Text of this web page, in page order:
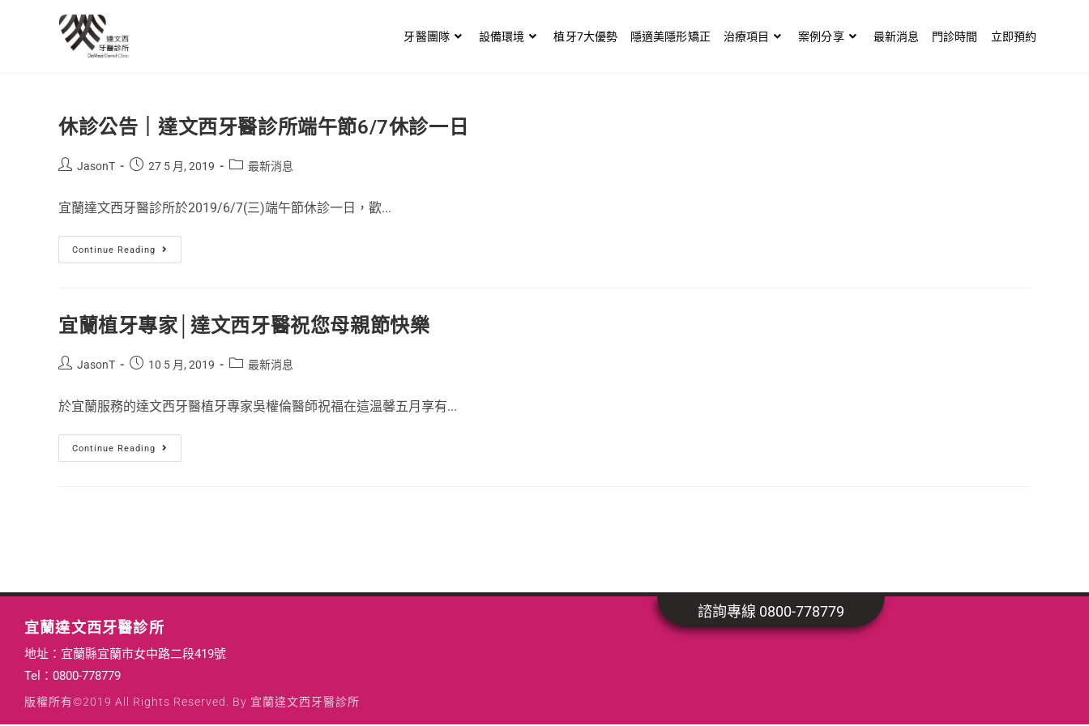
牙醫團隊 設備環境 植牙7大優勢 隱適美隱形矯正 治療項目 案例分享 最新消息 門診時間 立即預約
休診公告｜達文西牙醫診所端午節6/7休診一日
JasonT 27 5 月, 2019 最新消息
宜蘭達文西牙醫診所於2019/6/7(三)端午節休診一日，歡...
Continue Reading
宜蘭植牙專家│達文西牙醫祝您母親節快樂
JasonT 10 5 月, 2019 最新消息
於宜蘭服務的達文西牙醫植牙專家吳權倫醫師祝福在這溫馨五月享有...
Continue Reading
宜蘭達文西牙醫診所
地址：宜蘭縣宜蘭市女中路二段419號
Tel： 0800-778779
版權所有©2019 All Rights Reserved. By 宜蘭達文西牙醫診所
諮詢專線 0800-778779